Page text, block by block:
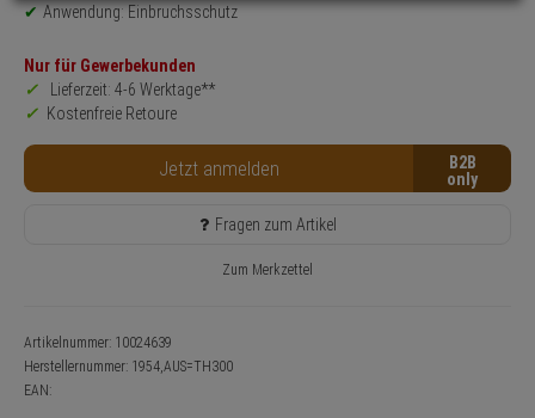
Anwendung: Einbruchsschutz
Nur für Gewerbekunden
Lieferzeit: 4-6 Werktage**
Kostenfreie Retoure
Jetzt anmelden B2B
Fragen zum Artikel
Zum Merkzettel
Artikelnummer: 10024639
Herstellernummer: 1954,AUS=TH300
EAN: